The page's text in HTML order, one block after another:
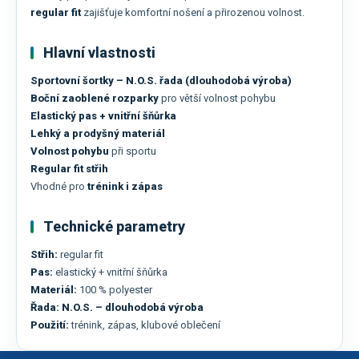
regular fitzajišťuje komfortní nošení a přirozenou volnost.
Hlavní vlastnosti
Sportovní šortky – N.O.S. řada (dlouhodobá výroba)
Boční zaoblené rozparky pro větší volnost pohybu
Elastický pas + vnitřní šňůrka
Lehký a prodyšný materiál
Volnost pohybu při sportu
Regular fit střih
Vhodné pro trénink i zápas
Technické parametry
Střih: regular fit
Pas: elastický + vnitřní šňůrka
Materiál: 100 % polyester
Řada: N.O.S. – dlouhodobá výroba
Použití: trénink, zápas, klubové oblečení